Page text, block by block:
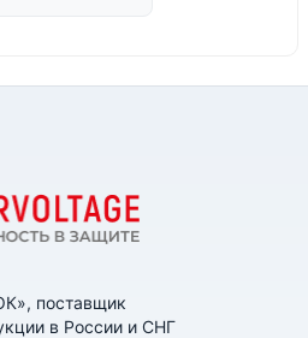
поставщик
в России и СНГ